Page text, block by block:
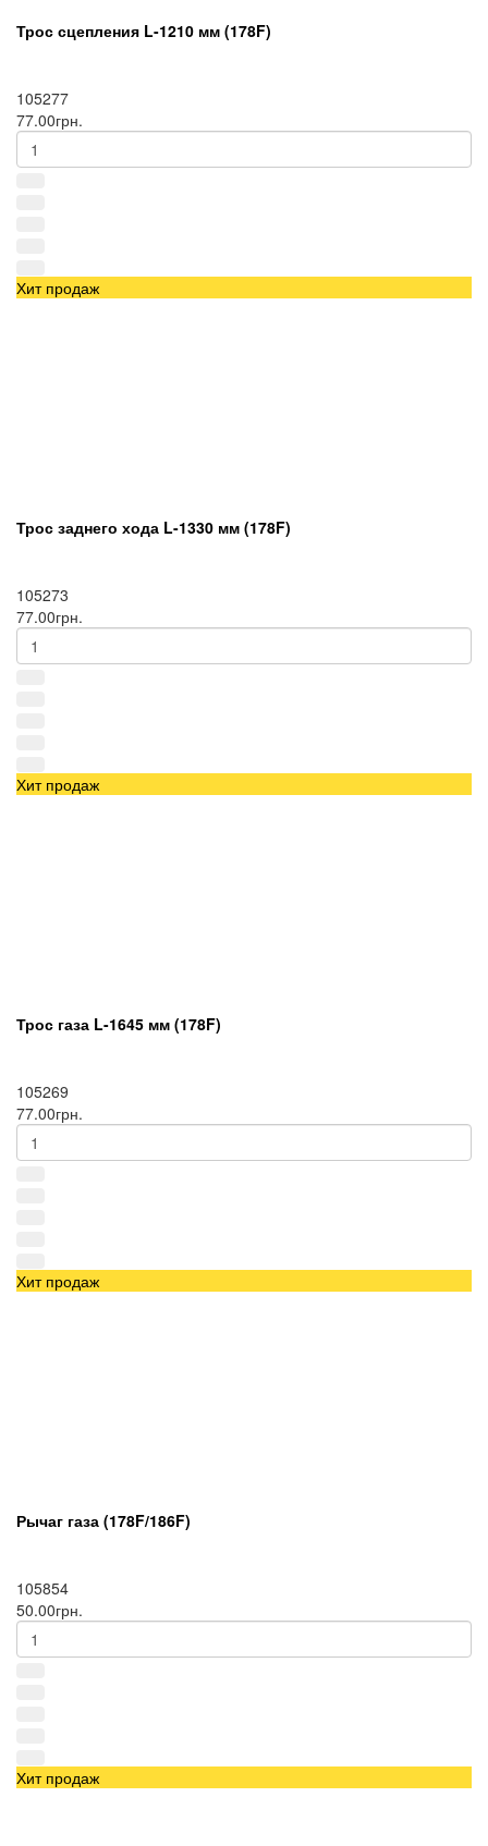
Трос сцепления L-1210 мм (178F)
105277
77.00грн.
Хит продаж
Трос заднего хода L-1330 мм (178F)
105273
77.00грн.
Хит продаж
Трос газа L-1645 мм (178F)
105269
77.00грн.
Хит продаж
Рычаг газа (178F/186F)
105854
50.00грн.
Хит продаж